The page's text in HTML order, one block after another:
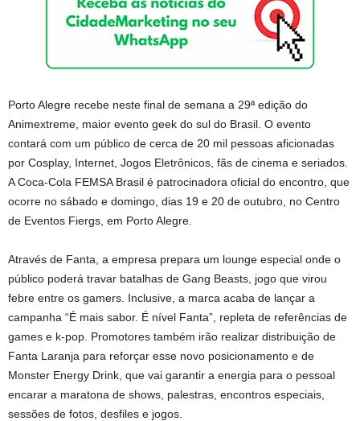
Porto Alegre recebe neste final de semana a 29ª edição do
Animextreme, maior evento geek do sul do Brasil. O evento
contará com um público de cerca de 20 mil pessoas aficionadas
por Cosplay, Internet, Jogos Eletrônicos, fãs de cinema e seriados.
A Coca-Cola FEMSA Brasil é patrocinadora oficial do encontro, que
ocorre no sábado e domingo, dias 19 e 20 de outubro, no Centro
de Eventos Fiergs, em Porto Alegre.
Através de Fanta, a empresa prepara um lounge especial onde o
público poderá travar batalhas de Gang Beasts, jogo que virou
febre entre os gamers. Inclusive, a marca acaba de lançar a
campanha “É mais sabor. É nível Fanta”, repleta de referências de
games e k-pop. Promotores também irão realizar distribuição de
Fanta Laranja para reforçar esse novo posicionamento e de
Monster Energy Drink, que vai garantir a energia para o pessoal
encarar a maratona de shows, palestras, encontros especiais,
sessões de fotos, desfiles e jogos.